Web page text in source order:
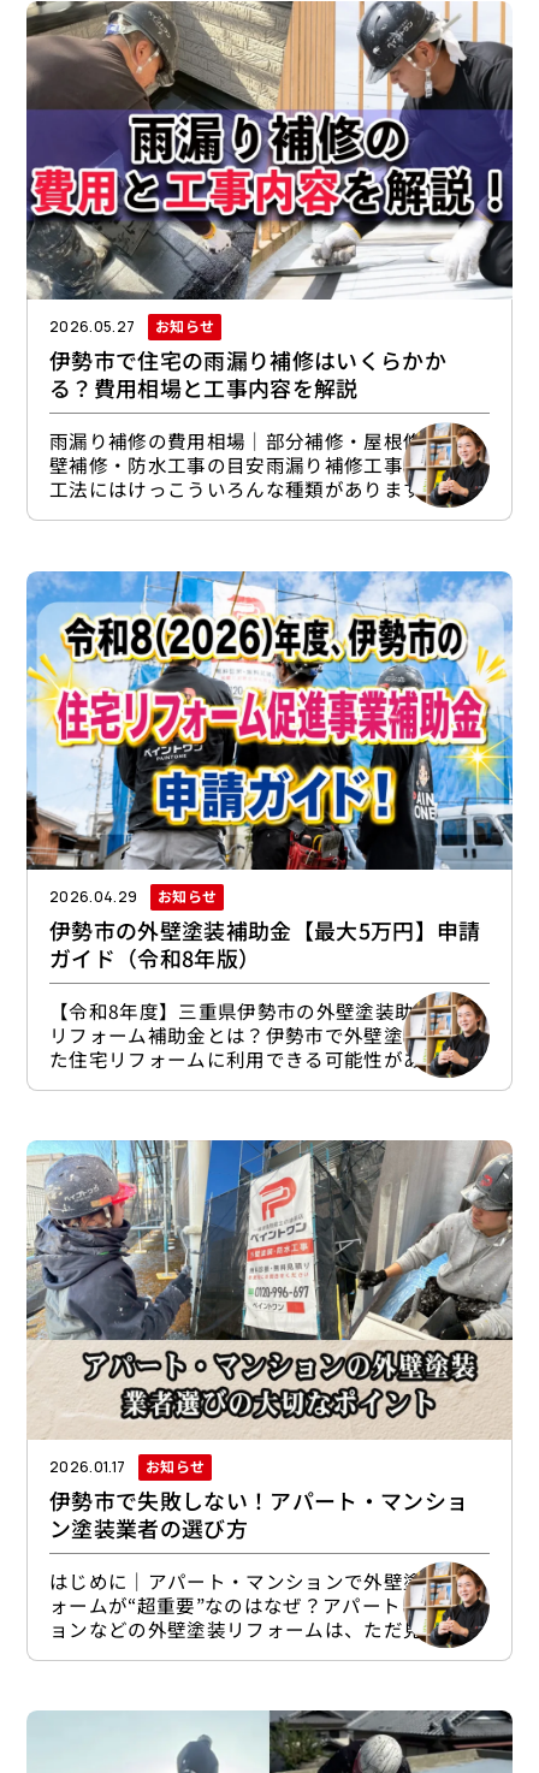
反りやひび割れを元に戻すことはできません。そ
こで今回は、塗装ではなく、既存のカラーベスト
を鋼板屋根材で覆うC/guard（シーガード）カバ
ー工法を採用しました。既存屋根を利用できる状
態であることを確認したうえ
2026.05.27 お知らせ
伊勢市で住宅の雨漏り補修はいくらかか
る？費用相場と工事内容を解説
雨漏り補修の費用相場｜部分補修・屋根修理・外
壁補修・防水工事の目安雨漏り補修工事の内容・
工法にはけっこういろんな種類があります。雨漏
りの発生箇所や原因箇所、建物の構造、さらに雨
キングの打ち替えのような小さな補修で済む場合
もあれば、屋根材や板金の修理、外壁の補修、ベ
ランダの防水補修が必要なケースもあります。ま
ずは、どの部分にどのような補修が必要になりや
すいのかを整理しておきまし
2026.04.29 お知らせ
伊勢市の外壁塗装補助金【最大5万円】申請
ガイド（令和8年版）
【令和8年度】三重県伊勢市の外壁塗装助成金・
リフォーム補助金とは？伊勢市で外壁塗装を含め
た住宅リフォームに利用できる可能性があるのは
「住宅リフォーム促進事業補助金」です。これは
事が対象住宅リフォーム工事費の10％を補助上限
金額は5万円その他の補助制度との併用不可とい
う内容になっています。住宅リフォーム促進事業
補助金は【4月1日】より受付中！令和8年度は4月
1日から申請の受付が始まっています。
2026.01.17 お知らせ
伊勢市で失敗しない！アパート・マンショ
ン塗装業者の選び方
はじめに｜アパート・マンションで外壁塗装リフ
ォームが“超重要”なのはなぜ？アパート・マンシ
ョンなどの外壁塗装リフォームは、ただ見た目を
よくするための工事ではありません。確かに一般
合うメリットが十分にあります。経営していく上
でも「超重要」と言えるいくつかの理由を確認し